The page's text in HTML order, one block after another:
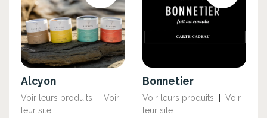
Alcyon
Voir leurs produits
Voir
leur site
Bonnetier
Voir leurs produits
Voir
leur site